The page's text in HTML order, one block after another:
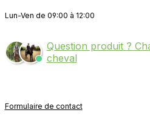
Lun-Ven de 09:00 à 12:00
Question produit ?
cheval
Formulaire de contact